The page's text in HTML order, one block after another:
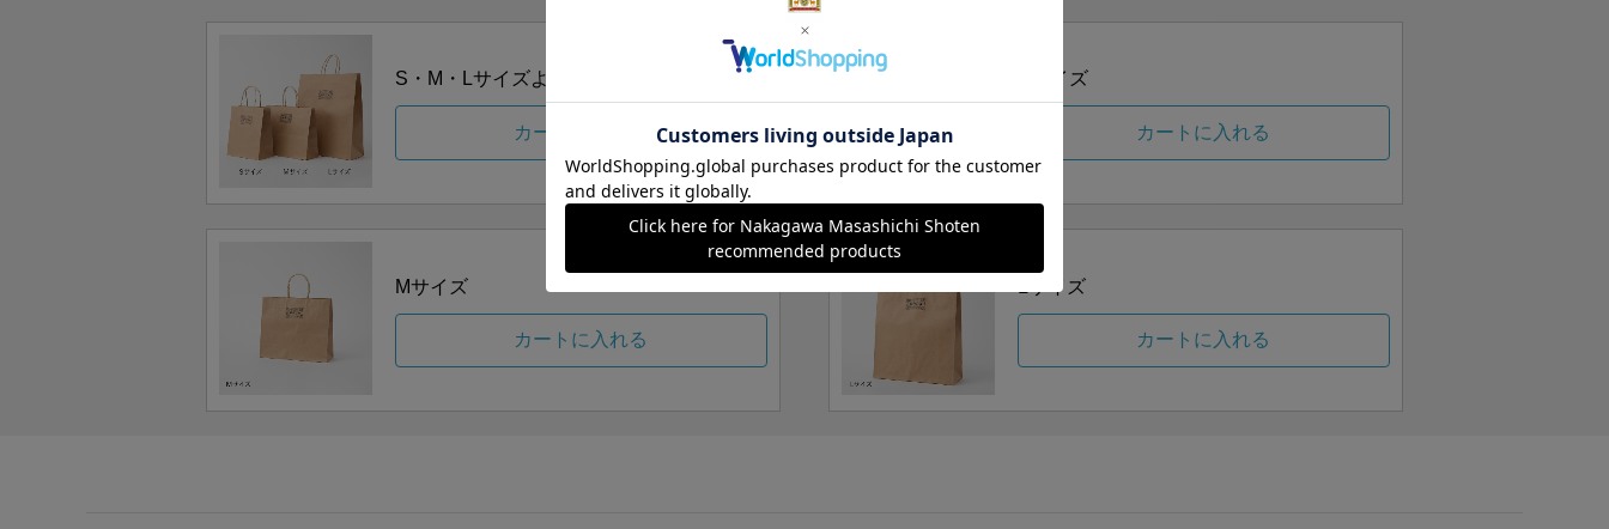
S・M・Lサイズより当店にお任せ
カートに入れる
Sサイズ
カートに入れる
Mサイズ
カートに入れる
Lサイズ
カートに入れる